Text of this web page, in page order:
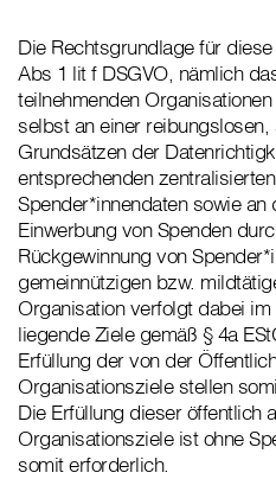
Die Rechtsgrundlage für
Abs 1 lit f DSGVO, nämlich
teilnehmenden
selbst an einer reibungslosen,
Grundsätzen der
entsprechenden
Spender*innendaten sowie an
Einwerbung von Spenden
Rückgewinnung von
gemeinnützigen bzw.
Organisation verfolgt dabei
liegende Ziele gemäß § 4a
Erfüllung der von der
Organisationsziele stellen
Die Erfüllung dieser öffentlich
Organisationsziele ist ohne
somit erforderlich.